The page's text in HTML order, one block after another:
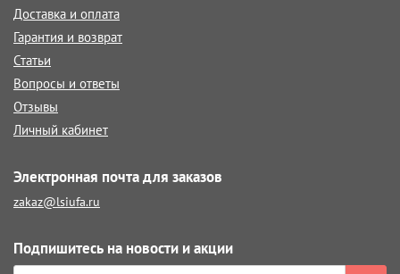
Доставка и оплата
Гарантия и возврат
Статьи
Вопросы и ответы
Отзывы
Личный кабинет
Электронная почта для заказов
zakaz@lsiufa.ru
Подпишитесь на новости и акции